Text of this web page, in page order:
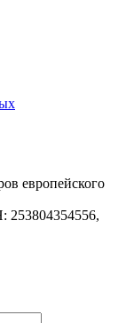
европейского